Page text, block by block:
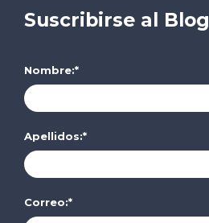
Suscribirse al Blog
Nombre:*
Apellidos:*
Correo:*